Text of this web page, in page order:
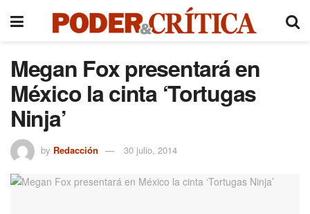
Megan Fox presentará en
México la cinta ‘Tortugas
Ninja’
by Redacción 30 julio, 2014